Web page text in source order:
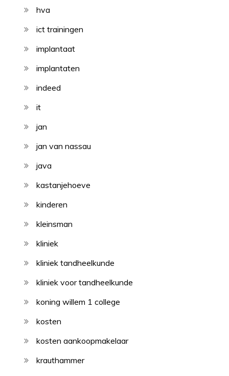
hva
ict trainingen
implantaat
implantaten
indeed
it
jan
jan van nassau
java
kastanjehoeve
kinderen
kleinsman
kliniek
kliniek tandheelkunde
kliniek voor tandheelkunde
koning willem 1 college
kosten
kosten aankoopmakelaar
krauthammer